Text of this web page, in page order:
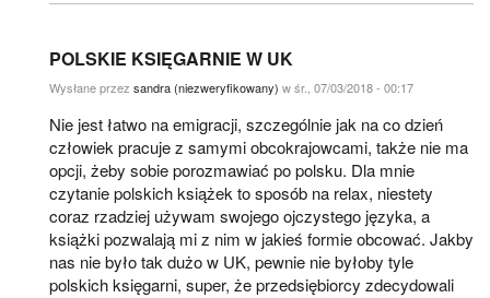
POLSKIE KSIĘGARNIE W UK
Wysłane przez sandra (niezweryfikowany) w śr., 07/03/2018 - 00:17
Nie jest łatwo na emigracji, szczególnie jak na co dzień
człowiek pracuje z samymi obcokrajowcami, także nie ma
opcji, żeby sobie porozmawiać po polsku. Dla mnie
czytanie polskich książek to sposób na relax, niestety
coraz rzadziej używam swojego ojczystego języka, a
książki pozwalają mi z nim w jakieś formie obcować. Jakby
nas nie było tak dużo w UK, pewnie nie byłoby tyle
polskich księgarni, super, że przedsiębiorcy zdecydowali